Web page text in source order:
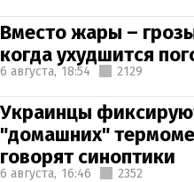
Вместо жары –
когда ухудшится
6 августа, 18:54 2129
Украинцы
"домашних"
говорят синоптики
6 августа, 16:46 2352